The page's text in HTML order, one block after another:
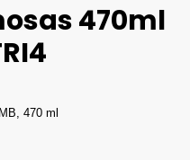
470ml
470 ml